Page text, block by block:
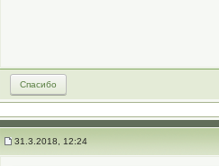
Спасибо
31.3.2018, 12:24